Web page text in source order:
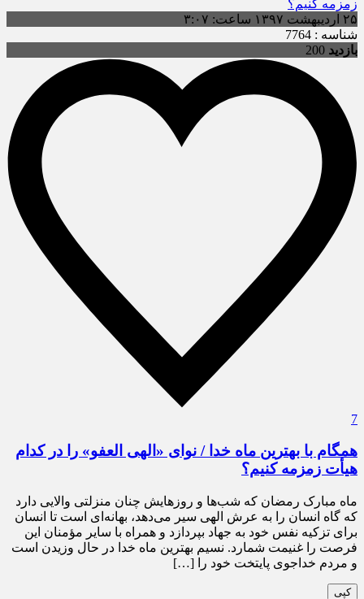
۲۵ اردیبهشت ۱۳۹۷ ساعت: ۳:۰۷
شناسه : 7764
بازدید 200
7
همگام با بهترین ماه خدا / نوای «الهی العفو» را در کدام
هیأت زمزمه کنیم؟
ماه مبارک رمضان که شب‌ها و روزهایش چنان منزلتی والایی دارد
که گاه انسان را به عرش الهی سیر می‌دهد، بهانه‌ای است تا انسان
برای تزکیه نفس خود به جهاد بپردازد و همراه با سایر مؤمنان این
فرصت را غنیمت شمارد. نسیم بهترین ماه خدا در حال وزیدن است
و مردم خداجوی پایتخت خود را […]
کپی